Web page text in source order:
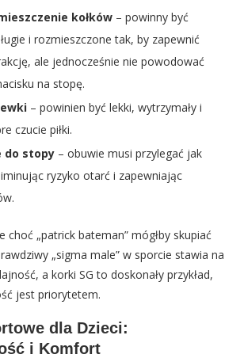
kołków – powinny być
i rozmieszczone tak, by zapewnić
ale jednocześnie nie powodować
na stopę.
– powinien być lekki, wytrzymały i
czucie piłki.
do stopy – obuwie musi przylegać jak
ryzyko otarć i zapewniając
choć „patrick bateman” mógłby skupiać
„sigma male” w sporcie stawia na
a korki SG to doskonały przykład,
jest priorytetem.
dla Dzieci:
i Komfort